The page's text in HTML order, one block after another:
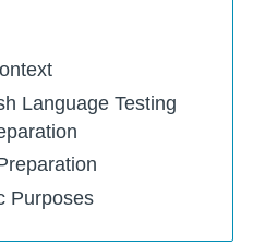
Language Testing
Purposes